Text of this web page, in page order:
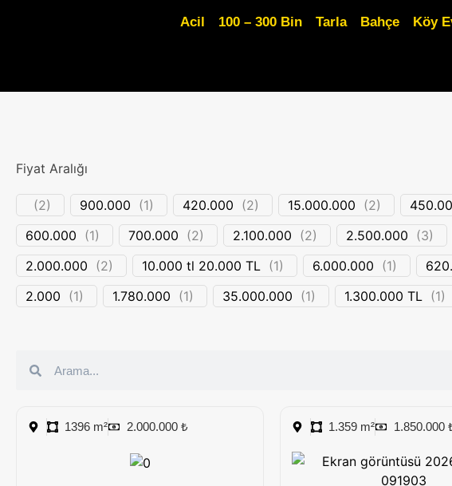
Acil 100 – 300 Bin Tarla Bahçe Köy
Fiyat Aralığı
(2) 900.000 (1) 420.000 (2) 15.000.000 (2)
600.000 (1) 700.000 (2) 2.100.000 (2) 2.500.000 (3)
2.000.000 (2) 10.000 tl 20.000 TL (1) 6.000.000 (1)
2.000 (1) 1.780.000 (1) 35.000.000 (1) 1.300.000 TL (1)
1396 m² 2.000.000 ₺ 1.359 m² 1.850.000